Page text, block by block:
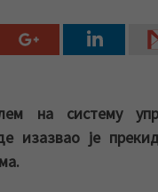
на систему
изазвао је